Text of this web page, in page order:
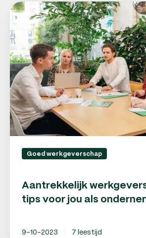
Aantrekkelijk
werkgeverschap:
10
tips
voor
jou
als
ondernemer
Goed werkgeverschap
Aantrekkelijk
tips voor jou als
9-10-2023 7 leestijd